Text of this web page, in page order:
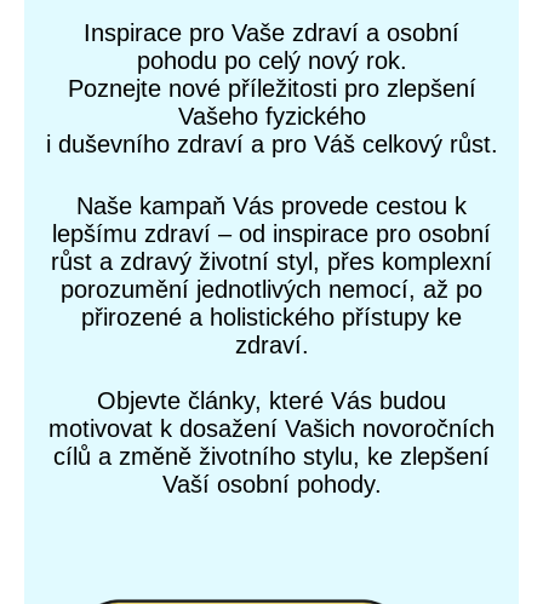
Inspirace pro Vaše zdraví a osobní
pohodu po celý nový rok.
Poznejte nové příležitosti pro zlepšení
Vašeho fyzického
i duševního zdraví a pro Váš celkový růst.
Naše kampaň Vás provede cestou k
lepšímu zdraví – od inspirace pro osobní
růst a zdravý životní styl, přes komplexní
porozumění jednotlivých nemocí, až po
přirozené a holistického přístupy ke
zdraví.
Objevte články, které Vás budou
motivovat k dosažení Vašich novoročních
cílů a změně životního stylu, ke zlepšení
Vaší osobní pohody.